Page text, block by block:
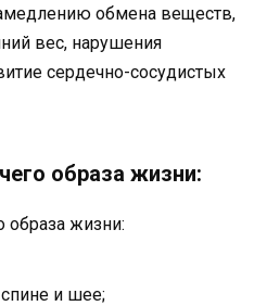
обмена веществ,
вес, нарушения
сердечно-сосудистых
образа жизни:
и шее;